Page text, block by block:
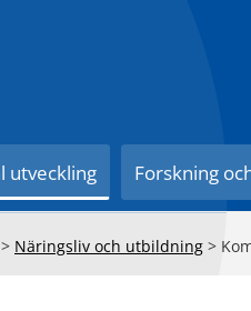
utveckling Forskning
> Näringsliv och utbildning >